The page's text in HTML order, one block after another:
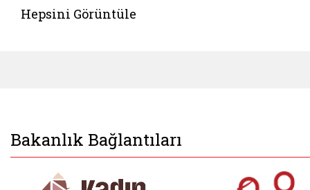
Hepsini Görüntüle
Bakanlık Bağlantıları